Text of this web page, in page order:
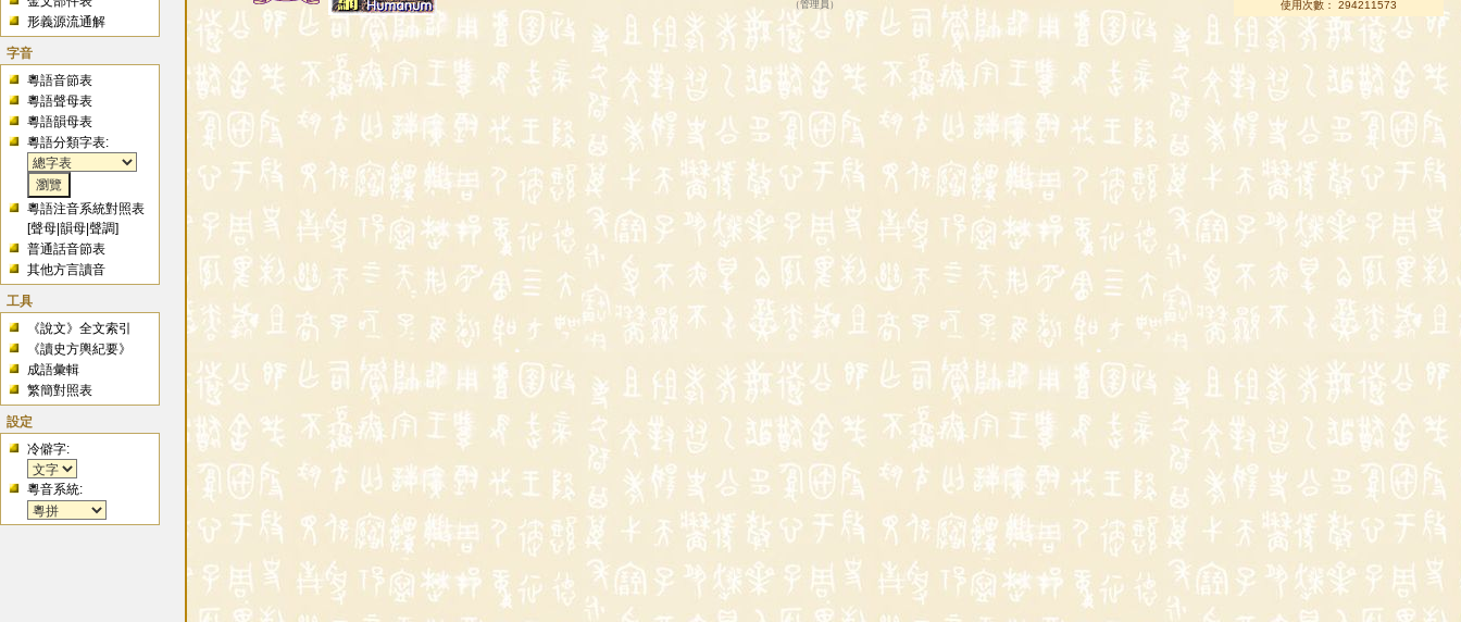
形義源流通解
字音
粵語音節表
粵語聲母表
粵語韻母表
粵語分類字表:
粵語注音系統對照表
[聲母 |韻母 |聲調]
普通話音節表
其他方言讀音
工具
《說文》全文索引
《讀史方輿紀要》
成語彙輯
繁簡對照表
設定
冷僻字:
粵音系統:
（管理員 ）
使用次數： 294211573